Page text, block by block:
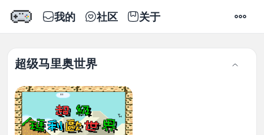
我的 社区 关于 设置
超级马里奥世界